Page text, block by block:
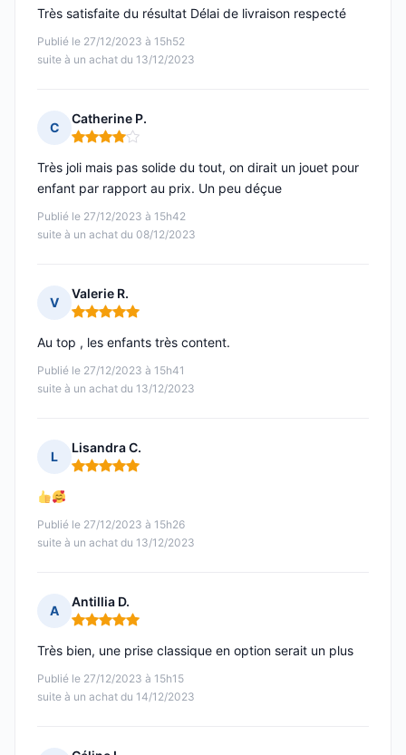
Publié le 27/12/2023 à 15h52
suite à un achat du 13/12/2023
Très satisfaite du résultat Délai de livraison respecté
C
Catherine P.
Note : 4 sur 5
Publié le 27/12/2023 à 15h42
suite à un achat du 08/12/2023
Très joli mais pas solide du tout, on dirait un jouet pour
enfant par rapport au prix. Un peu déçue
V
Valerie R.
Note : 5 sur 5
Publié le 27/12/2023 à 15h41
suite à un achat du 13/12/2023
Au top , les enfants très content.
L
Lisandra C.
Note : 5 sur 5
Publié le 27/12/2023 à 15h26
suite à un achat du 13/12/2023
A
Antillia D.
Note : 5 sur 5
Publié le 27/12/2023 à 15h15
suite à un achat du 14/12/2023
Très bien, une prise classique en option serait un plus